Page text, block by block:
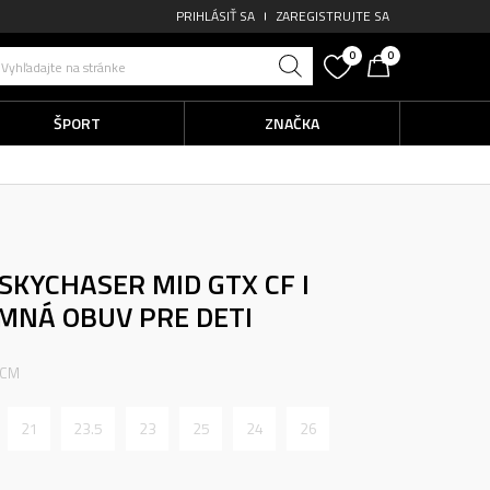
PRIHLÁSIŤ SA ZAREGISTRUJTE SA
Vyhľadajte na stránke
0 0
ŠPORT
ZNAČKA
MID GTX CF I
OBUV PRE DETI
21 23.5 23 25 24 26